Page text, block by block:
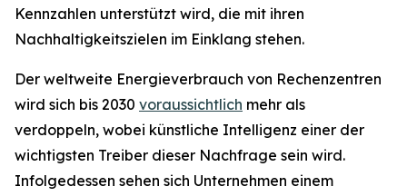
Kennzahlen unterstützt wird, die mit ihren
Nachhaltigkeitszielen im Einklang stehen.
Der weltweite Energieverbrauch von Rechenzentren
wird sich bis 2030 voraussichtlich mehr als
verdoppeln, wobei künstliche Intelligenz einer der
wichtigsten Treiber dieser Nachfrage sein wird.
Infolgedessen sehen sich Unternehmen einem